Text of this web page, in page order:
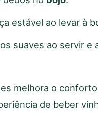
estável ao levar à
suaves ao servir e
melhora o
de beber